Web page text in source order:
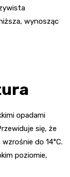
wynosząc
opadami
się, że
do 14°C.
poziomie,